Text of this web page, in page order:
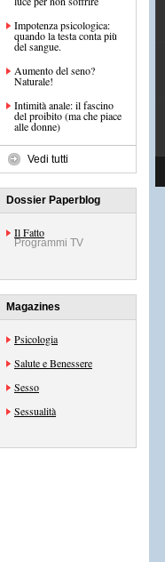
Impotenza psicologica:
quando la testa conta più
del sangue.
Aumento del seno?
Naturale!
Intimità anale: il fascino
del proibito (ma che piace
alle donne)
Vedi tutti
Dossier Paperblog
Il Fatto
Programmi TV
Magazines
Psicologia
Salute e Benessere
Sesso
Sessualità